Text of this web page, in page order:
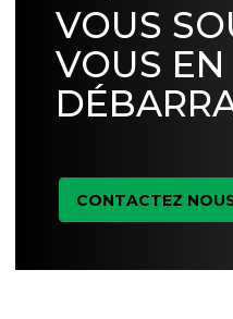
VOUS
VOUS EN
CONTACTEZ